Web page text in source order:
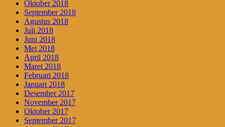
Oktober 2018
September 2018
Agustus 2018
Juli 2018
Juni 2018
Mei 2018
April 2018
Maret 2018
Februari 2018
Januari 2018
Desember 2017
November 2017
Oktober 2017
September 2017